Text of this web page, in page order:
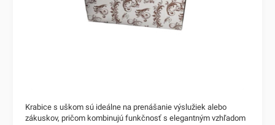
Krabice s uškom sú ideálne na prenášanie výslužiek alebo
zákuskov, pričom kombinujú funkčnosť s elegantným vzhľadom